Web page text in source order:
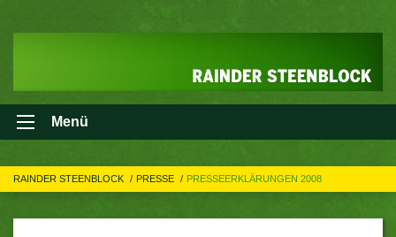
Menü
RAINDER STEENBLOCK PRESSE PRESSEERKLÄRUNGEN 2008